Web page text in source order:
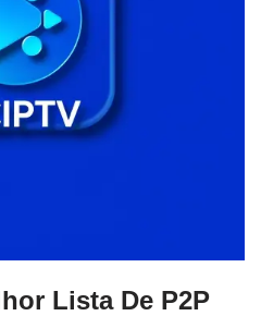
Lista De P2P